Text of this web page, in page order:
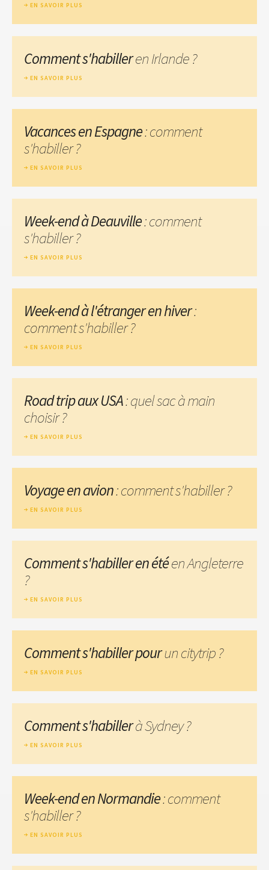
EN SAVOIR PLUS
Comment s'habilleren Irlande ?
EN SAVOIR PLUS
Vacances en Espagne: comment
s'habiller ?
EN SAVOIR PLUS
Week-end à Deauville: comment
s'habiller ?
EN SAVOIR PLUS
Week-end à l'étranger en hiver:
comment s'habiller ?
EN SAVOIR PLUS
Road trip aux USA: quel sac à main
choisir ?
EN SAVOIR PLUS
Voyage en avion: comment s'habiller ?
EN SAVOIR PLUS
Comment s'habiller en étéen Angleterre
?
EN SAVOIR PLUS
Comment s'habiller pourun citytrip ?
EN SAVOIR PLUS
Comment s'habillerà Sydney ?
EN SAVOIR PLUS
Week-end en Normandie: comment
s'habiller ?
EN SAVOIR PLUS